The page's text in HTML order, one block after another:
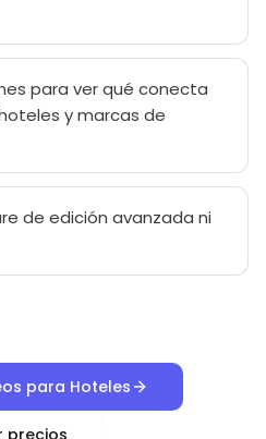
para ver qué conecta
y marcas de
de edición avanzada ni
para Hoteles
precios